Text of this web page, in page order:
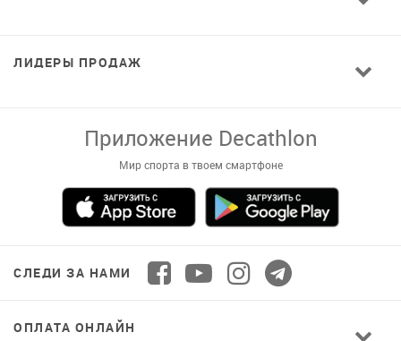
ЛИДЕРЫ ПРОДАЖ
Приложение Decathlon
Мир спорта в твоем смартфоне
СЛЕДИ ЗА НАМИ
ОПЛАТА ОНЛАЙН